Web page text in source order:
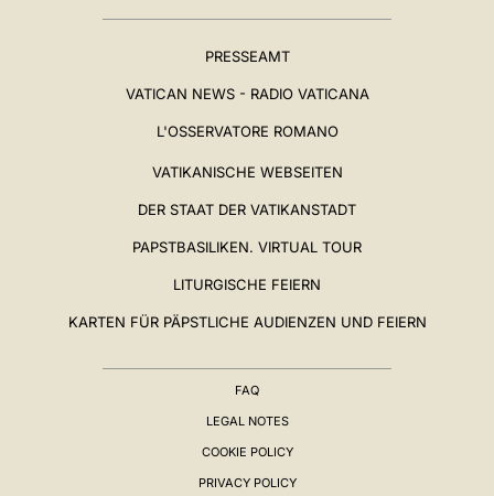
PRESSEAMT
VATICAN NEWS - RADIO VATICANA
L'OSSERVATORE ROMANO
VATIKANISCHE WEBSEITEN
DER STAAT DER VATIKANSTADT
PAPSTBASILIKEN. VIRTUAL TOUR
LITURGISCHE FEIERN
KARTEN FÜR PÄPSTLICHE AUDIENZEN UND FEIERN
FAQ
LEGAL NOTES
COOKIE POLICY
PRIVACY POLICY